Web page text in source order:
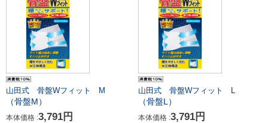
山田式 骨盤Wフィット M
（骨盤M）
本体価格 :3,791円
山田式 骨盤Wフィット L
（骨盤L）
本体価格 :3,791円